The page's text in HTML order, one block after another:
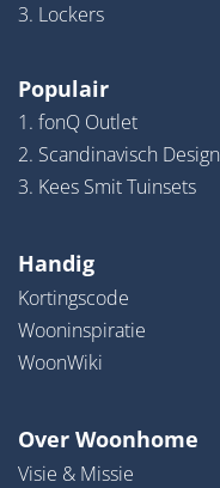
3. Lockers
Populair
1. fonQ Outlet
2. Scandinavisch Design
3. Kees Smit Tuinsets
Handig
Kortingscode
Wooninspiratie
WoonWiki
Over Woonhome
Visie & Missie